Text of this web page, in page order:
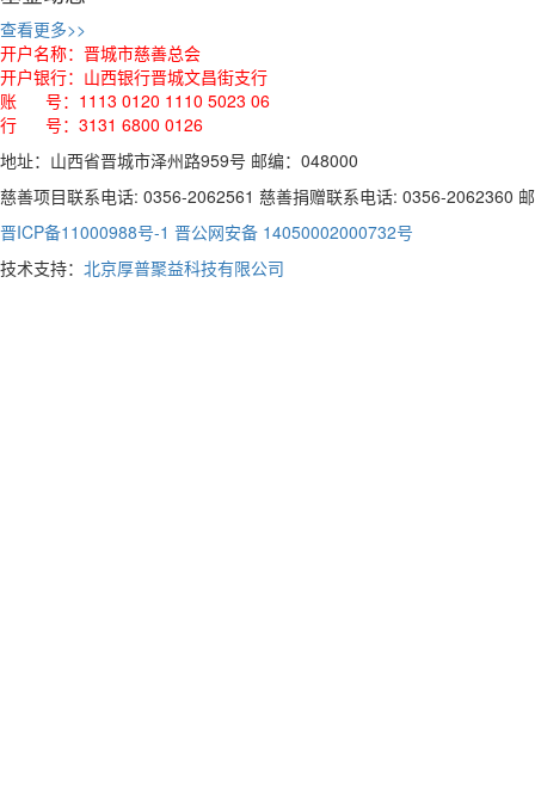
查看更多>>
开户名称：晋城市慈善总会
开户银行：山西银行晋城文昌街支行
账 号：1113 0120 1110 5023 06
行 号：3131 6800 0126
地址：山西省晋城市泽州路959号 邮编：048000
慈善项目联系电话: 0356-2062561 慈善捐赠联系电话: 0356-2062360
晋ICP备11000988号-1 晋公网安备 14050002000732号
技术支持： 北京厚普聚益科技有限公司